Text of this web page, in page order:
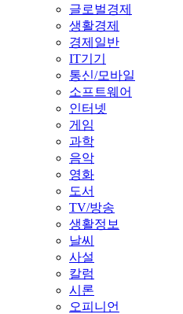
글로벌경제
생활경제
경제일반
IT기기
통신/모바일
소프트웨어
인터넷
게임
과학
음악
영화
도서
TV/방송
생활정보
날씨
사설
칼럼
시론
오피니언